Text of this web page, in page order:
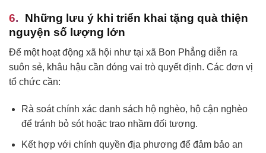
Những lưu ý khi triển khai tặng quà thiện
nguyện số lượng lớn
Để một hoạt động xã hội như tại xã Bon Phẳng diễn ra
suôn sẻ, khâu hậu cần đóng vai trò quyết định. Các đơn vị
tổ chức cần:
Rà soát chính xác danh sách hộ nghèo, hộ cận nghèo
để tránh bỏ sót hoặc trao nhầm đối tượng.
Kết hợp với chính quyền địa phương để đảm bảo an